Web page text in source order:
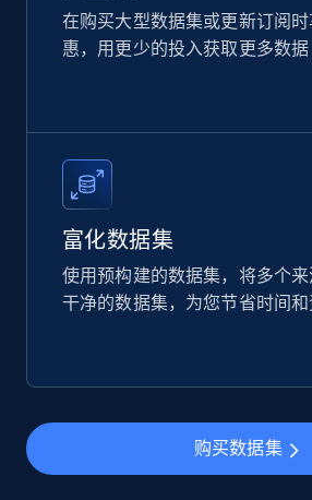
2.1K+ 375+
URL, Product id, Listing inventory
Reviews count shop, Reviews
price, and more.
Amazon best seller products
Title, Seller name, Brand,
在购买大型数据集或更新订阅
惠，用更少的投入获取更多数据
富化数据集
使用预构建的数据集，将多个
干净的数据集，为您节省时间和
购买数据集